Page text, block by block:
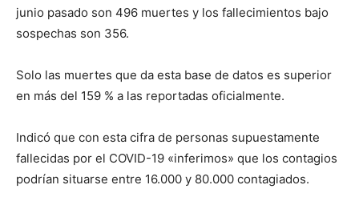
junio pasado son 496 muertes y los fallecimientos bajo
sospechas son 356.
Solo las muertes que da esta base de datos es superior
en más del 159 % a las reportadas oficialmente.
Indicó que con esta cifra de personas supuestamente
fallecidas por el COVID-19 «inferimos» que los contagios
podrían situarse entre 16.000 y 80.000 contagiados.